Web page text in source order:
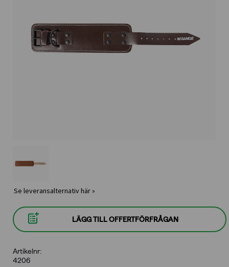
Se leveransalternativ här »
LÄGG TILL OFFERTFÖRFRÅGAN
Artikelnr:
4206